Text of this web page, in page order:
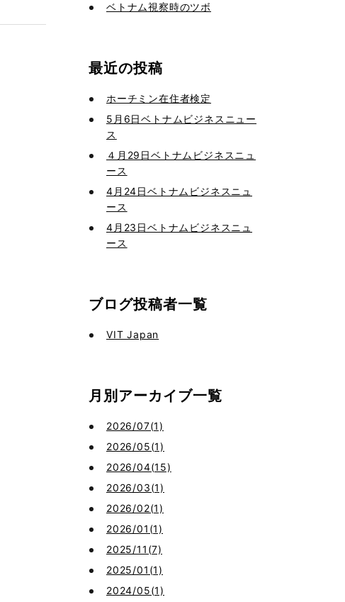
ベトナム視察時のツボ
最近の投稿
ホーチミン在住者検定
5月6日ベトナムビジネスニュー
ス
４月29日ベトナムビジネスニュ
ース
4月24日ベトナムビジネスニュ
ース
4月23日ベトナムビジネスニュ
ース
ブログ投稿者一覧
VIT Japan
月別アーカイブ一覧
2026/07(1)
2026/05(1)
2026/04(15)
2026/03(1)
2026/02(1)
2026/01(1)
2025/11(7)
2025/01(1)
2024/05(1)